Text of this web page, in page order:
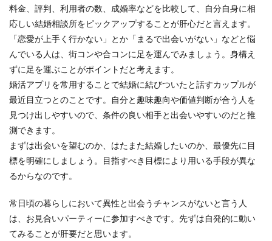
料金、評判、利用者の数、成婚率などを比較して、自分自身に相
応しい結婚相談所をピックアップすることが肝心だと言えます。
「恋愛が上手く行かない」とか「まるで出会いがない」などと悩
んでいる人は、街コンや合コンに足を運んでみましょう。身構え
ずに足を運ぶことがポイントだと考えます。
婚活アプリを常用することで結婚に結びついたと話すカップルが
最近目立つとのことです。自分と趣味趣向や価値判断が合う人を
見つけ出しやすいので、条件の良い相手と出会いやすいのだと推
測できます。
まずは出会いを望むのか、はたまた結婚したいのか、最優先に目
標を明確にしましょう。目指すべき目標により用いる手段が異な
るからなのです。
常日頃の暮らしにおいて異性と出会うチャンスがないと言う人
は、お見合いパーティーに参加すべきです。先ずは自発的に動い
てみることが肝要だと思います。